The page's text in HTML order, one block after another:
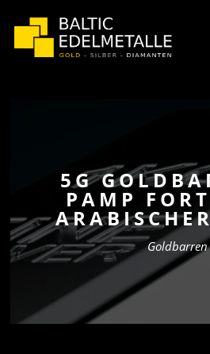
5G
PAMP
Goldbarren